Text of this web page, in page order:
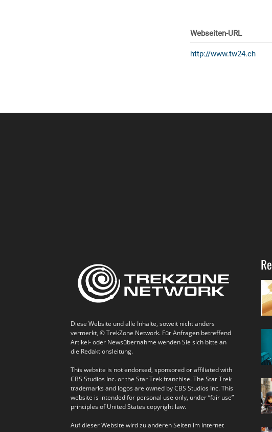
Webseiten-URL
http://www.tw24.ch
Diese Website und alle Inhalte, soweit nicht anders
vermerkt, © TrekZone Network. Für Anfragen betreffend
Artikel- oder Newsübernahme wenden Sie sich bitte an
die Redaktionsleitung.
This website is not endorsed, sponsored or affiliated with
CBS Studios Inc. or the Star Trek franchise. The Star Trek
trademarks and logos are owned by CBS Studios Inc. This
website is intended for personal use only, under “fair use”
principles of United States copyright law.
Auf dieser Website wird zu anderen Seiten im Internet